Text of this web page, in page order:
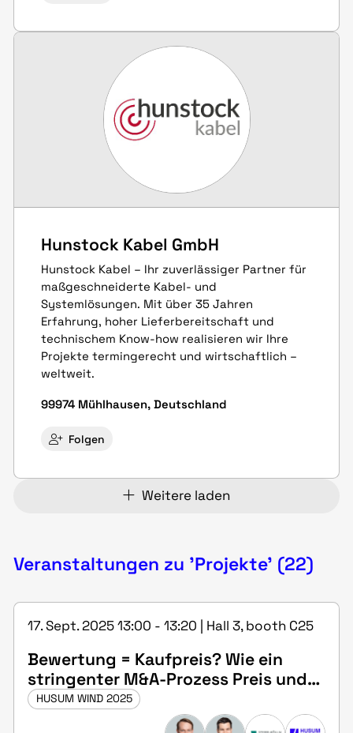
Hunstock Kabel GmbH
Hunstock Kabel – Ihr zuverlässiger Partner für
maßgeschneiderte Kabel- und
Systemlösungen. Mit über 35 Jahren
Erfahrung, hoher Lieferbereitschaft und
technischem Know-how realisieren wir Ihre
Projekte termingerecht und wirtschaftlich –
weltweit.
99974 Mühlhausen, Deutschland
Folgen
Weitere laden
Veranstaltungen zu 'Projekte' (22)
17. Sept. 2025 13:00 - 13:20 | Hall 3, booth C25
Bewertung = Kaufpreis? Wie ein
stringenter M&A-Prozess Preis und
Transaktionssicherheit maximiert
HUSUM WIND 2025